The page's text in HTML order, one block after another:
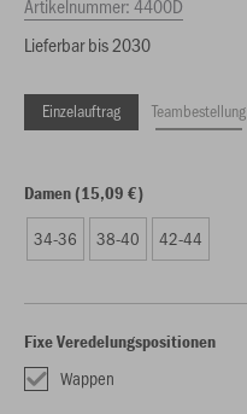
Artikelnummer:4400D
Lieferbar bis 2030
Einzelauftrag Teambestellung
Damen (15,09 €)
34-36 38-40 42-44
Fixe Veredelungspositionen
Wappen